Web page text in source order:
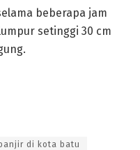
beberapa jam
setinggi 30 cm
banjir di kota batu